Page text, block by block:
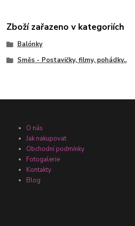
Zboží zařazeno v kategoriích
Balónky
Směs - Postavičky, filmy, pohádky..
O nás
Jak nakupovat
Obchodní podmínky
Fotogalerie
Kontakty
Blog